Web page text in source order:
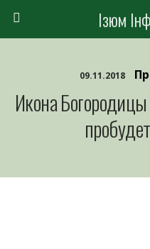
Ізюм
09.11.2018
Икона